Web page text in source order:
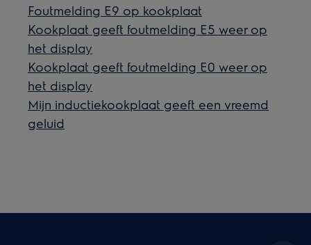
Foutmelding E9 op kookplaat
Kookplaat geeft foutmelding E5 weer op
het display
Kookplaat geeft foutmelding E0 weer op
het display
Mijn inductiekookplaat geeft een vreemd
geluid